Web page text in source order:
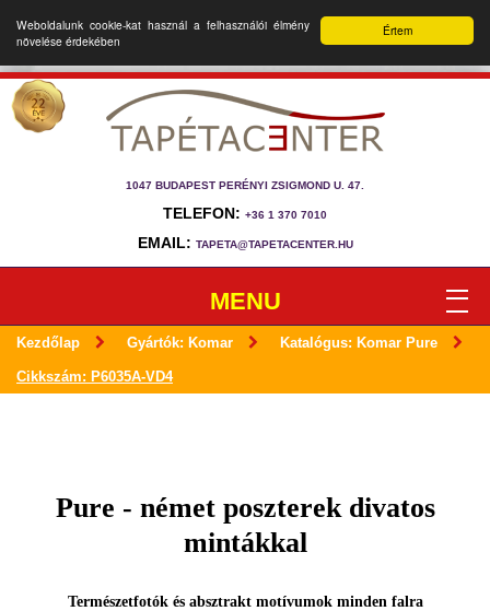
Értem
Weboldalunk cookie-kat használ a felhasználói élmény
növelése érdekében
1047 BUDAPEST PERÉNYI ZSIGMOND U. 47.
TELEFON: +36 1 370 7010
EMAIL: TAPETA@TAPETACENTER.HU
MENU
Kezdőlap Gyártók: Komar Katalógus: Komar Pure
Cikkszám: P6035A-VD4
Pure - német poszterek divatos
mintákkal
Természetfotók és absztrakt motívumok minden falra